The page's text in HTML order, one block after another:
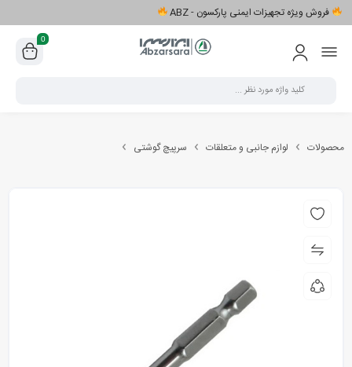
فروش ویژه تجهیزات ایمنی پارکسون - ABZ
0
محصولات لوازم جانبی و متعلقات سرپیچ گوشتی